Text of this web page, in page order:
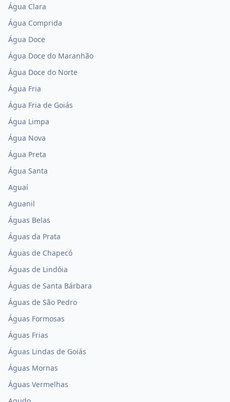
Água Clara
Água Comprida
Água Doce
Água Doce do Maranhão
Água Doce do Norte
Água Fria
Água Fria de Goiás
Água Limpa
Água Nova
Água Preta
Água Santa
Aguaí
Aguanil
Águas Belas
Águas da Prata
Águas de Chapecó
Águas de Lindóia
Águas de Santa Bárbara
Águas de São Pedro
Águas Formosas
Águas Frias
Águas Lindas de Goiás
Águas Mornas
Águas Vermelhas